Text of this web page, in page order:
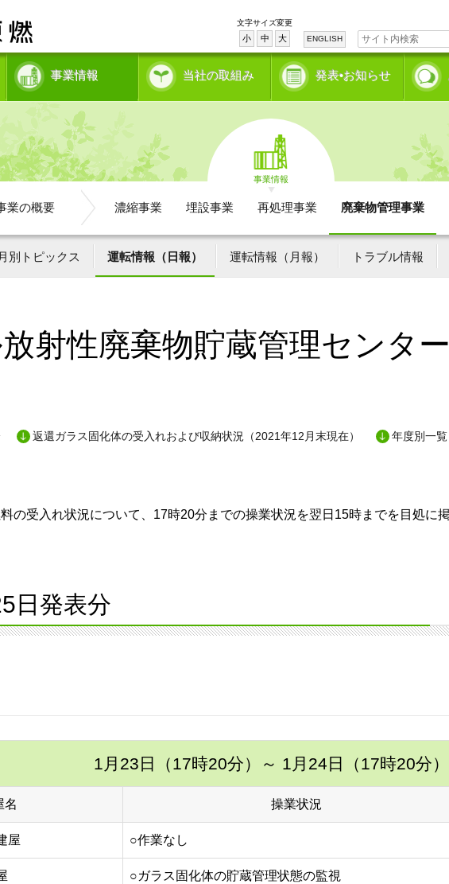
文字サイズ変更
小 中 大 ENGLISH
事業情報 当社の取組み 発表•お知らせ
事業情報
業の概要 濃縮事業 埋設事業 再処理事業 廃棄物管理事業
月別トピックス 運転情報（日報） 運転情報（月報） トラブル情報
射性廃棄物貯蔵管理センタ
返還ガラス固化体の受入れおよび収納状況（2021年12月末現在） 年度別一覧
の受入れ状況について、17時20分までの操業状況を翌日15時までを目処に
日発表分
1月23日（17時20分） ～ 1月24日（17時20分）
名 操業状況
屋 ○作業なし
○ガラス固化体の貯蔵管理状態の監視